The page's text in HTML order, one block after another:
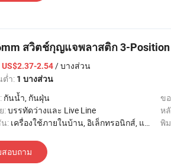
สวิตช์กุญแจพลาสติก 3-
US$2.37-2.54/ บางส่วน
ต่ำ: 1 บางส่วน
กันน้ำ, กันฝุ่น ข
:บรรทัดว่างและ Live Line ห
: เครื่องใช้ภายในบ้าน, อิเล็กทรอนิกส์, แสงสว่าง, อุตสาหกรรม, อพาร์ทเมนท์ / วิลล่า, โรงแรม, การค้า, หน้าแรก พิ
อบถาม